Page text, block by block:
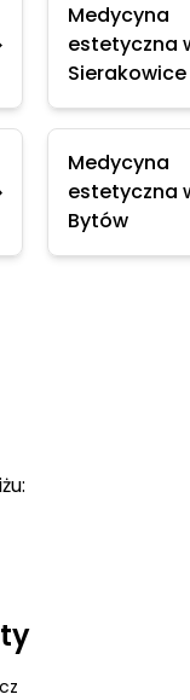
Medycyna
estetyczna
Sierakowice
Medycyna
estetyczna
Bytów